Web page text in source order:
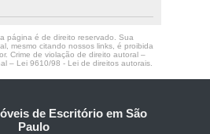
página é de direito reservado. Sua
mesmo citando nossos links, é proibida
Crime de violação de direito autoral –
– Lei 9610/98 - Lei de direitos autorais.
de Escritório em São
Paulo